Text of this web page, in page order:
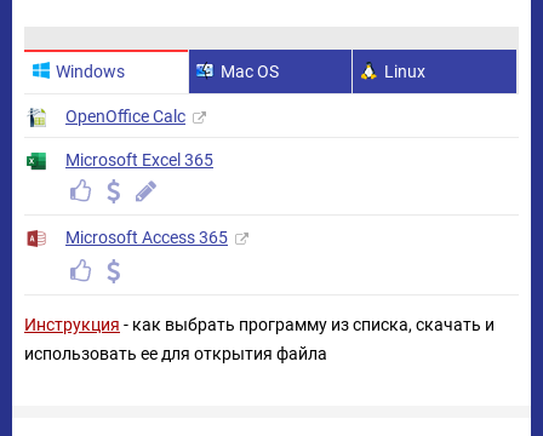
Windows Mac OS Linux
OpenOffice Calc
Microsoft Excel 365
Microsoft Access 365
Инструкция - как выбрать программу из списка, скачать и
использовать ее для открытия файла